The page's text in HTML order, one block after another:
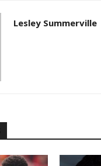
Lesley Summerville